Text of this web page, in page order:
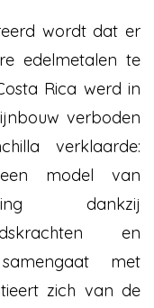
wordt dat er
edelmetalen te
Rica werd in
verboden
verklaarde:
model van
dankzij
en
met
zich van de